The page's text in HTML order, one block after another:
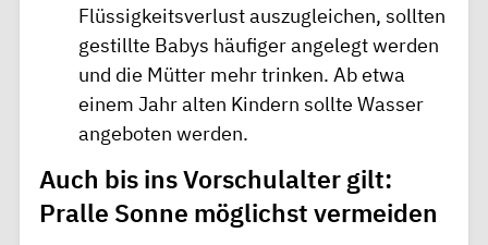
Flüssigkeitsverlust auszugleichen, sollten
gestillte Babys häufiger angelegt werden
und die Mütter mehr trinken. Ab etwa
einem Jahr alten Kindern sollte Wasser
angeboten werden.
Auch bis ins Vorschulalter gilt:
Pralle Sonne möglichst vermeiden